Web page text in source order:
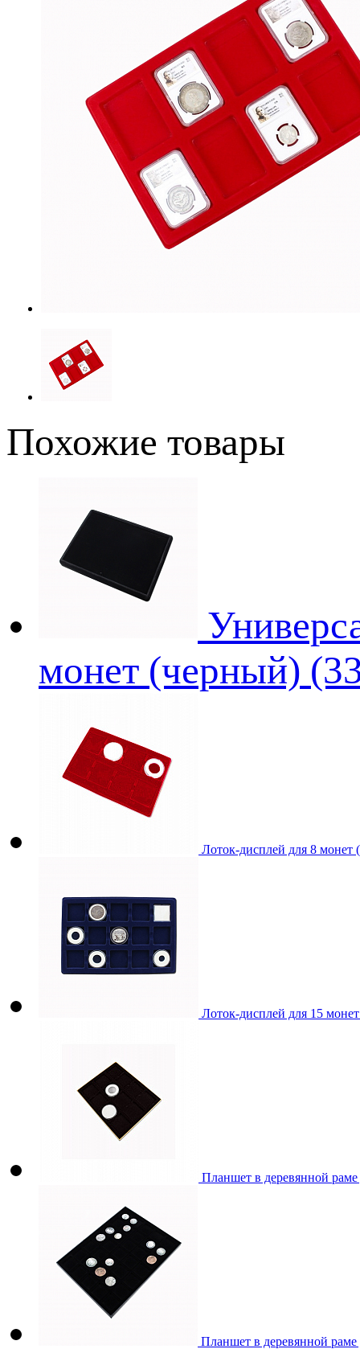
Похожие товары
монет (черный)
Лоток-дисплей для 8
Лоток-дисплей для 15
Планшет в деревянной
Планшет в деревянной